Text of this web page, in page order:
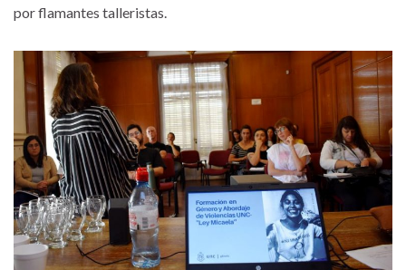
por flamantes talleristas.